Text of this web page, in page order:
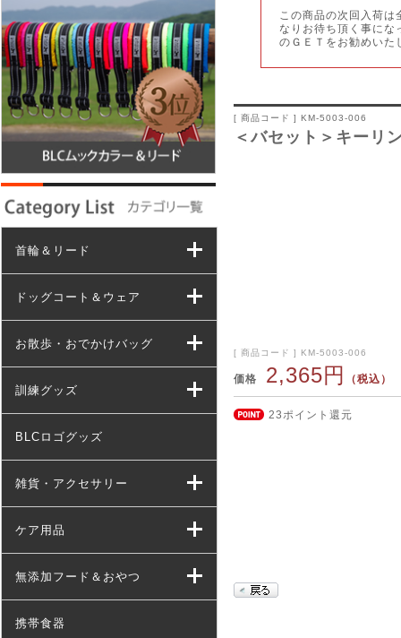
この商品の次回入荷は
なりお待ち頂く事にな
のＧＥＴをお勧めいた
[ 商品コード ] KM-5003-006
＜バセット＞キーリ
[ 商品コード ] KM-5003-006
価格 2,365円 （税込）
23ポイント還元
首輪＆リード
ドッグコート＆ウェア
お散歩・おでかけバッグ
訓練グッズ
BLCロゴグッズ
雑貨・アクセサリー
ケア用品
無添加フード＆おやつ
携帯食器